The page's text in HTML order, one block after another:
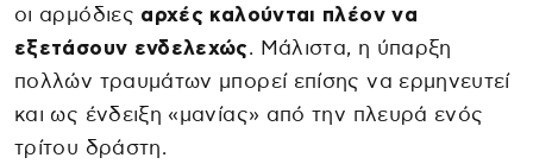
οι αρμόδιες αρχές καλούνται πλέον να
εξετάσουν ενδελεχώς. Μάλιστα, η ύπαρξη
πολλών τραυμάτων μπορεί επίσης να ερμηνευτεί
και ως ένδειξη «μανίας» από την πλευρά ενός
τρίτου δράστη.